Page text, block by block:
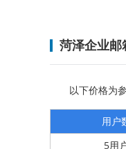
菏泽企业
以下价格为
用户
5用